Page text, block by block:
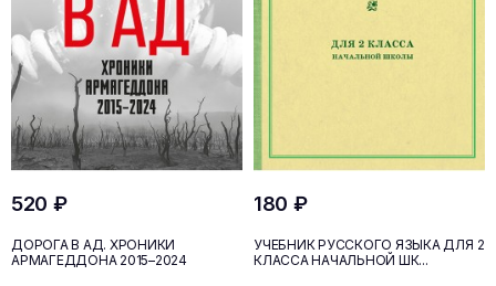
520 ₽
ДОРОГА В АД. ХРОНИКИ
АРМАГЕДДОНА 2015–2024
180 ₽
УЧЕБНИК РУССКОГО ЯЗЫКА ДЛЯ 2
КЛАССА НАЧАЛЬНОЙ ШК...